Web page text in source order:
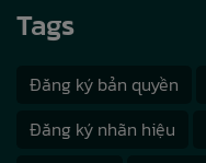
Tags
Đăng ký bản quyền
Đăng ký nhãn hiệu